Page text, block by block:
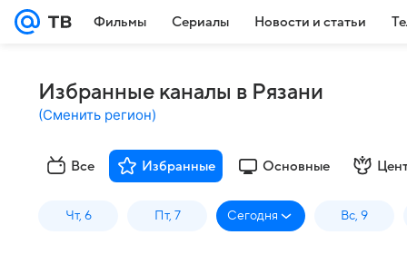
Фильмы Сериалы Новости и статьи
Избранные каналы в Рязани
(Сменить регион)
Все Избранные Основные
Чт, 6 Пт, 7 Сегодня Вс, 9